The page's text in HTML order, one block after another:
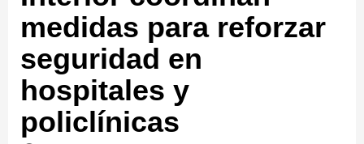
medidas para reforzar
seguridad en
hospitales y
policlínicas